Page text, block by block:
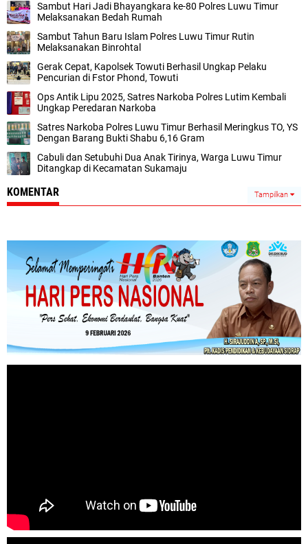
Sambut Hari Jadi Bhayangkara ke-80 Polres Luwu Timur
Melaksanakan Bedah Rumah
Sambut Tahun Baru Islam Polres Luwu Timur Rutin
Melaksanakan Binrohtal
Gerak Cepat, Kapolsek Towuti Berhasil Ungkap Pelaku
Pencurian di Fstor Phond, Towuti
Ops Antik Lipu 2025, Satres Narkoba Polres Lutim Kembali
Ungkap Peredaran Narkoba
Satres Narkoba Polres Luwu Timur Berhasil Meringkus TO, YS
Dengan Barang Bukti Shabu 6,16 Gram
Cabuli dan Setubuhi Dua Anak Tirinya, Warga Luwu Timur
Ditangkap di Kecamatan Sukamaju
KOMENTAR Tampilkan